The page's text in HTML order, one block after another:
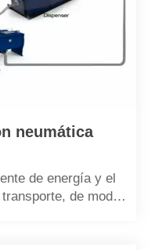
neumática
de energía y el
de modo